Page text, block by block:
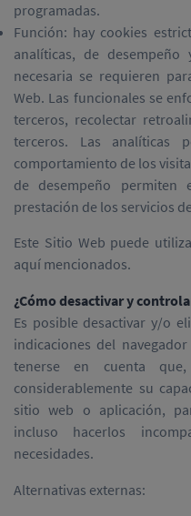
programadas.
Función: hay cookies
analíticas, de desempeño
necesaria se requieren
Web. Las funcionales se
terceros, recolectar
terceros. Las analíticas
comportamiento de los
de desempeño permiten
prestación de los servicios
Este Sitio Web puede
aquí mencionados.
¿Cómo desactivar y
Es posible desactivar y/o
indicaciones del
tenerse en cuenta
considerablemente su
sitio web o aplicación,
incluso hacerlos
necesidades.
Alternativas externas: